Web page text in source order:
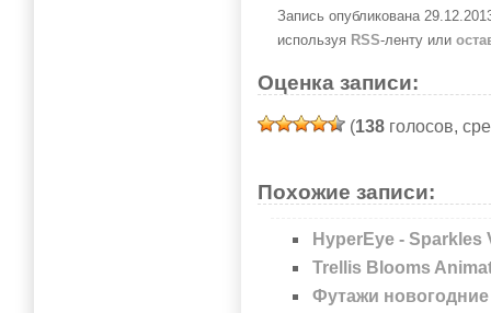
Запись опубликована
используя RSS-ленту или
Оценка записи:
(138 голосов,
Похожие записи:
HyperEye -
Trellis Blooms
Футажи новогодние